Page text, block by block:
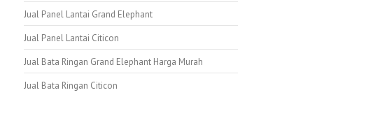
Jual Panel Lantai Grand Elephant
Jual Panel Lantai Citicon
Jual Bata Ringan Grand Elephant Harga Murah
Jual Bata Ringan Citicon